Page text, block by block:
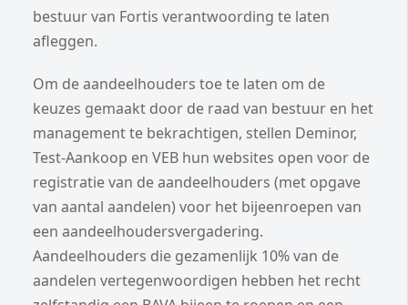
bestuur van Fortis verantwoording te laten
afleggen.
Om de aandeelhouders toe te laten om de
keuzes gemaakt door de raad van bestuur en het
management te bekrachtigen, stellen Deminor,
Test-Aankoop en VEB hun websites open voor de
registratie van de aandeelhouders (met opgave
van aantal aandelen) voor het bijeenroepen van
een aandeelhoudersvergadering.
Aandeelhouders die gezamenlijk 10% van de
aandelen vertegenwoordigen hebben het recht